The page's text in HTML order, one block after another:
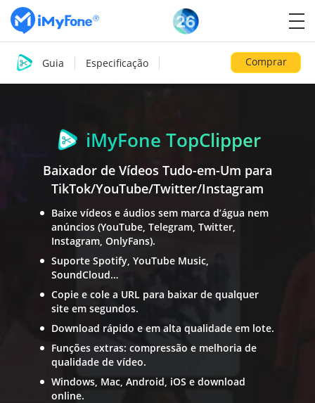
Guia Especificação Comprar
iMyFone TopClipper
Baixador de Vídeos Tudo-em-Um para
TikTok/YouTube/Twitter/Instagram
Baixe vídeos e áudios sem marca d’água nem
anúncios (YouTube, Telegram, Twitter,
Instagram, OnlyFans).
Suporte Spotify, YouTube Music,
SoundCloud…
Copie e cole a URL para baixar de qualquer
site em segundos.
Download rápido e em alta qualidade em lote.
Funções extras: compressão e melhoria de
qualidade de vídeo.
Windows, Mac, Android, iOS e download
online.